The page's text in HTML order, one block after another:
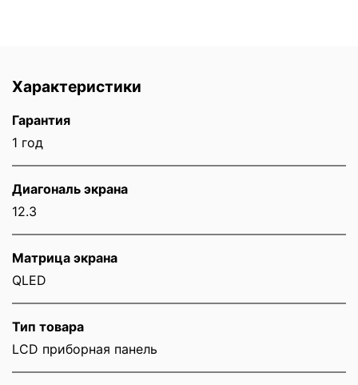
Характеристики
Гарантия
1 год
Диагональ экрана
12.3
Матрица экрана
QLED
Тип товара
LCD приборная панель